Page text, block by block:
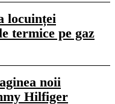
locuinței
termice pe gaz
noii
Hilfiger